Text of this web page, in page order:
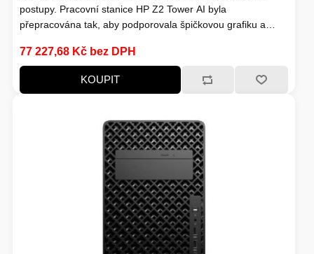
STOJANY
ŽÁROVKY
ALARMY A SETY
PŘÍSTUPOVÝ SYSTÉM
postupy. Pracovní stanice HP Z2 Tower AI byla
přepracována tak, aby podporovala špičkovou grafiku a
rychlé modelování, simulace a vykreslování. Užívejte si
snadnou rozšiřitelnost a upgrady v případě potřeby.
77 227,68 Kč bez DPH
KOUPIT